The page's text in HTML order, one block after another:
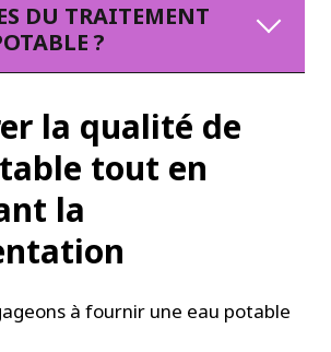
DU TRAITEMENT
?
la qualité de
tout en
la
à fournir une eau potable